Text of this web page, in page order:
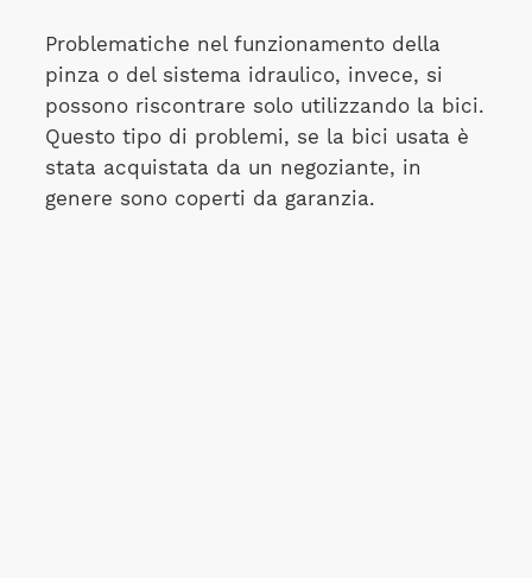
Problematiche nel funzionamento della
pinza o del sistema idraulico, invece, si
possono riscontrare solo utilizzando la bici.
Questo tipo di problemi, se la bici usata è
stata acquistata da un negoziante, in
genere sono coperti da garanzia.